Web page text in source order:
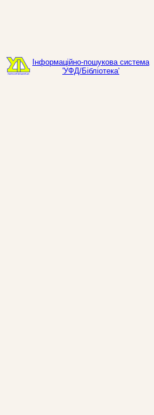
Інформаційно-пошукова система
'УФД/Бібліотека'